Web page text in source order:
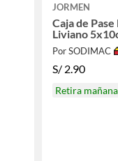
JORMEN
Caja de
Liviano
Por SODIMAC
S/ 2.90
Retira mañana